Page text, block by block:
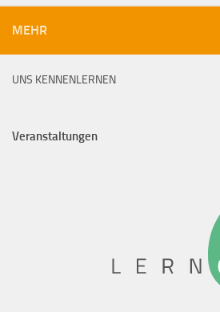
MEHR
UNS KENNENLERNEN
Veranstaltungen